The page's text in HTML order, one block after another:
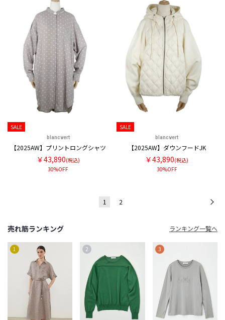
SALE
blancvert
【2025AW】プリントロングシャツ
￥43,890(税込)
30%OFF
SALE
blancvert
【2025AW】ダウンフードJK
￥43,890(税込)
30%OFF
1 2
売れ筋ランキング ランキング一覧へ
1 2 3